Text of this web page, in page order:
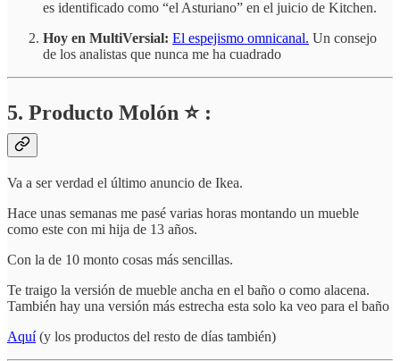
es identificado como “el Asturiano” en el juicio de Kitchen.
Hoy en MultiVersial: El espejismo omnicanal. Un consejo
de los analistas que nunca me ha cuadrado
5. Producto Molón ⭐ :
Va a ser verdad el último anuncio de Ikea.
Hace unas semanas me pasé varias horas montando un mueble
como este con mi hija de 13 años.
Con la de 10 monto cosas más sencillas.
Te traigo la versión de mueble ancha en el baño o como alacena.
También hay una versión más estrecha esta solo ka veo para el baño
Aquí(y los productos del resto de días también)